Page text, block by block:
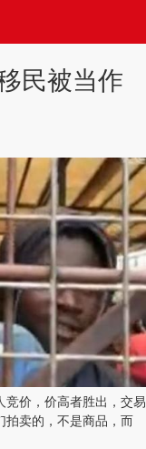
民被当作
价，价高者胜出，交易
拍卖的，不是商品，而